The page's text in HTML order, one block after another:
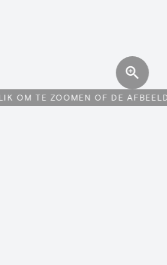
OM TE ZOOMEN OF DE